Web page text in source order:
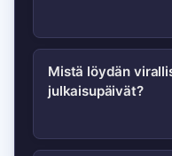
Tämä hakusana
nousevaan
tarkat
Mistä löydän
julkaisupäivät?